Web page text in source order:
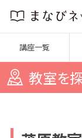
講座一覧
教室を